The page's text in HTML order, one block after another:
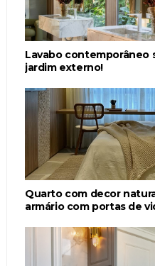
Lavabo
jardim externo!
Quarto com decor
armário com portas de